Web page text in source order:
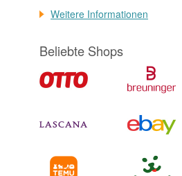
Weitere Informationen
Beliebte Shops